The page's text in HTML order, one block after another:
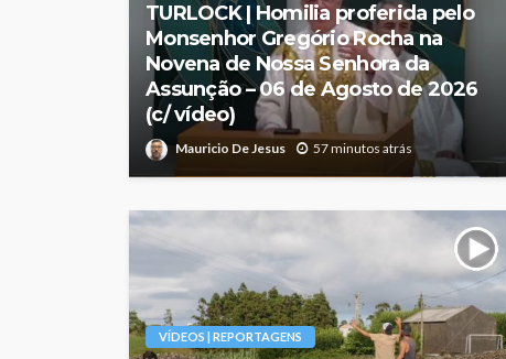
TURLOCK | Homilia proferida pelo
Monsenhor Gregório Rocha na
Novena de Nossa Senhora da
Assunção – 06 de Agosto de 2026
(c/ vídeo)
Mauricio De Jesus 57 minutos atrás
VÍDEOS | REPORTAGENS